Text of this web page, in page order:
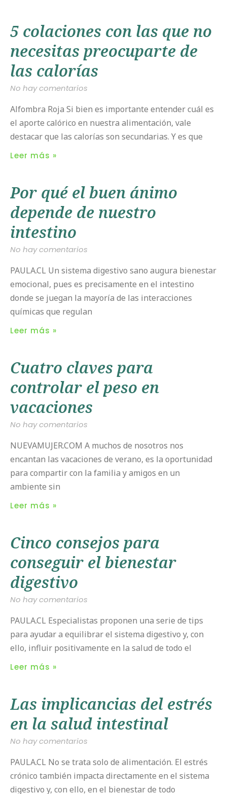
5 colaciones con las que no
necesitas preocuparte de
las calorías
No hay comentarios
Alfombra Roja Si bien es importante entender cuál es
el aporte calórico en nuestra alimentación, vale
destacar que las calorías son secundarias. Y es que
Leer más »
Por qué el buen ánimo
depende de nuestro
intestino
No hay comentarios
PAULA.CL Un sistema digestivo sano augura bienestar
emocional, pues es precisamente en el intestino
donde se juegan la mayoría de las interacciones
químicas que regulan
Leer más »
Cuatro claves para
controlar el peso en
vacaciones
No hay comentarios
NUEVAMUJER.COM A muchos de nosotros nos
encantan las vacaciones de verano, es la oportunidad
para compartir con la familia y amigos en un
ambiente sin
Leer más »
Cinco consejos para
conseguir el bienestar
digestivo
No hay comentarios
PAULA.CL Especialistas proponen una serie de tips
para ayudar a equilibrar el sistema digestivo y, con
ello, influir positivamente en la salud de todo el
Leer más »
Las implicancias del estrés
en la salud intestinal
No hay comentarios
PAULA.CL No se trata solo de alimentación. El estrés
crónico también impacta directamente en el sistema
digestivo y, con ello, en el bienestar de todo